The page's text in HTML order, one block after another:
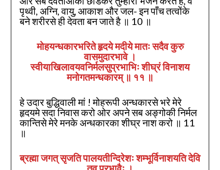
पृथ्वी, अग्नि, वायु, आकाश और जल- इन पाँच तत्वोंके
बने शरीरसे ही देवता बन जाते है ॥ 10 ॥
मोहयन्धकारभरिते हृदये मदीये मातः सदैव कुरु
वासमुदारभावे ।
स्वीयाखिलावयवनिर्मलसुप्रभाभिः शीघ्रं विनाशय
मनोगतमन्धकारम्‌ ॥ ११ ॥
हे उदार बुद्धिवाली मां ! मोहरूपी अन्धकारसे भरे मेरे
हृदयमे सदा निवास करो ओर अपने सब अङ्गोकी निर्मल
कान्तिसे मेरे मनके अन्धकारका शीघ्र नाश करो ॥ 11
॥
ब्रह्मा जगत्‌ सृजति पालयतीन्दिरेशः शम्भूर्विनाशयति देवि